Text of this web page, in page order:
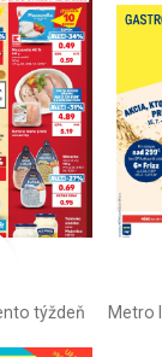
týždeň